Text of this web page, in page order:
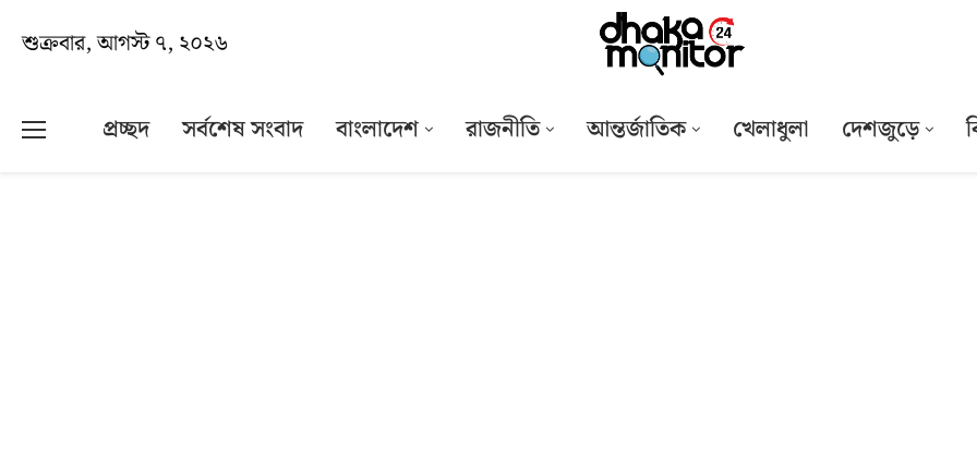
শুক্রবার, আগস্ট ৭, ২০২৬
প্রচ্ছদ সর্বশেষ সংবাদ বাংলাদেশ রাজনীতি আন্তর্জাতিক খেলাধুলা দেশজুড়ে